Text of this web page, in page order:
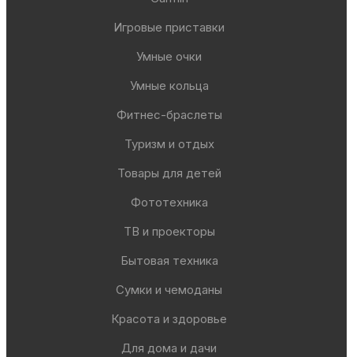
Игровые приставки
Умные очки
Умные кольца
Фитнес-браслеты
Туризм и отдых
Товары для детей
Фототехника
ТВ и проекторы
Бытовая техника
Сумки и чемоданы
Красота и здоровье
Для дома и дачи